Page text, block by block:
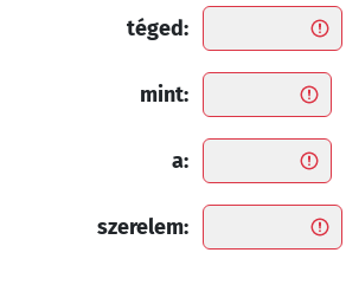
téged:
mint:
a:
szerelem: